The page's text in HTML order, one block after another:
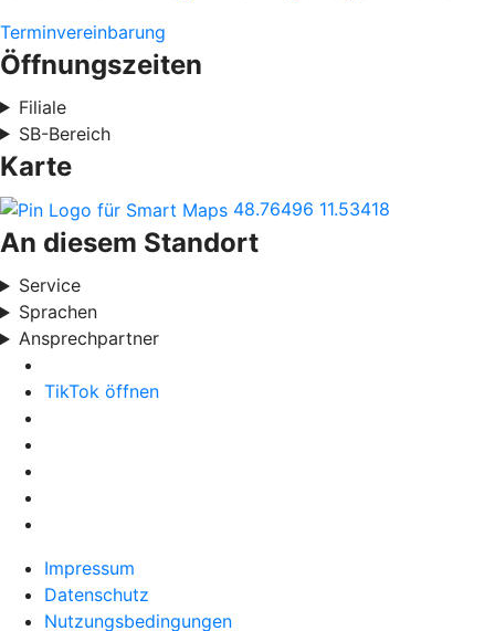
Terminvereinbarung
Öffnungszeiten
Filiale
SB-Bereich
Karte
48.76496 11.53418
An diesem Standort
Service
Sprachen
Ansprechpartner
TikTok öffnen
Impressum
Datenschutz
Nutzungsbedingungen